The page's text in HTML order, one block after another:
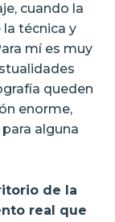
cuando la
técnica y
mí es muy
queden
enorme,
alguna
de la
real que